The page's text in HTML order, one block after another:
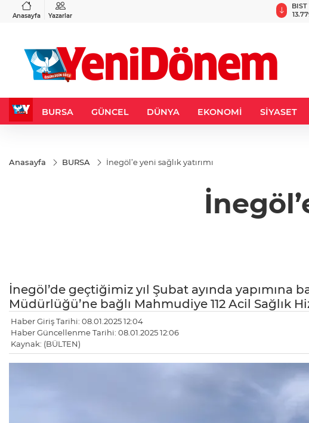
Anasayfa Yazarlar
%-0,22
BIST
BURSA GÜNCEL DÜNYA EKONOMİ SİYASET
Anasayfa BURSA İnegöl’e yeni sağlık yatırımı
İnegöl’de geçtiğimiz yıl Şubat ayında yapımına
Müdürlüğü’ne bağlı Mahmudiye 112 Acil Sağlık
Haber Giriş Tarihi: 08.01.2025 12:04
Haber Güncellenme Tarihi: 08.01.2025 12:06
Kaynak: (BÜLTEN)